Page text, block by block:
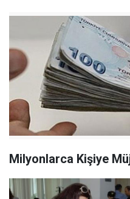
Milyonlarca Kişiye